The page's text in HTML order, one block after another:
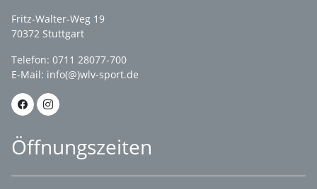
Fritz-Walter-Weg 19
70372 Stuttgart
Telefon: 0711 28077-700
E-Mail: info(@)wlv-sport.de
Öffnungszeiten